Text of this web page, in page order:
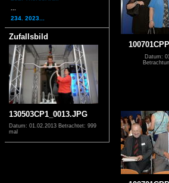
234. 2023...
Zufallsbild
130503CP1_0013.JPG
Datum: 01.02.2013 Betrachtet: 999
mal
Datum: